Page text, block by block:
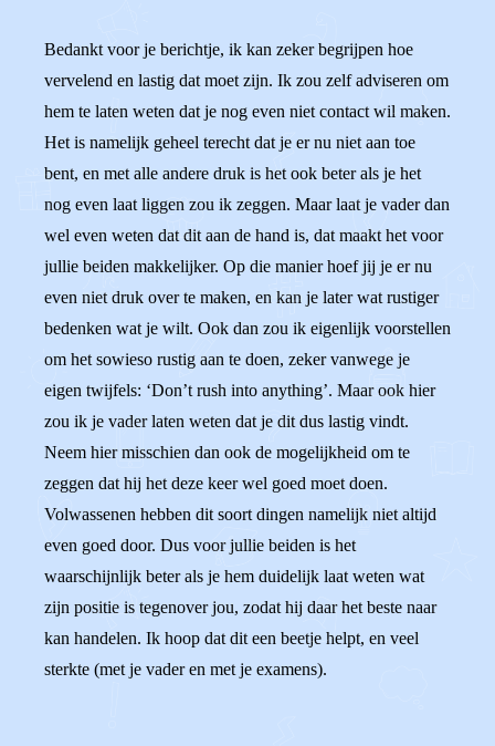
Bedankt voor je berichtje, ik kan zeker begrijpen hoe
vervelend en lastig dat moet zijn. Ik zou zelf adviseren om
hem te laten weten dat je nog even niet contact wil maken.
Het is namelijk geheel terecht dat je er nu niet aan toe
bent, en met alle andere druk is het ook beter als je het
nog even laat liggen zou ik zeggen. Maar laat je vader dan
wel even weten dat dit aan de hand is, dat maakt het voor
jullie beiden makkelijker. Op die manier hoef jij je er nu
even niet druk over te maken, en kan je later wat rustiger
bedenken wat je wilt. Ook dan zou ik eigenlijk voorstellen
om het sowieso rustig aan te doen, zeker vanwege je
eigen twijfels: ‘Don’t rush into anything’. Maar ook hier
zou ik je vader laten weten dat je dit dus lastig vindt.
Neem hier misschien dan ook de mogelijkheid om te
zeggen dat hij het deze keer wel goed moet doen.
Volwassenen hebben dit soort dingen namelijk niet altijd
even goed door. Dus voor jullie beiden is het
waarschijnlijk beter als je hem duidelijk laat weten wat
zijn positie is tegenover jou, zodat hij daar het beste naar
kan handelen. Ik hoop dat dit een beetje helpt, en veel
sterkte (met je vader en met je examens).